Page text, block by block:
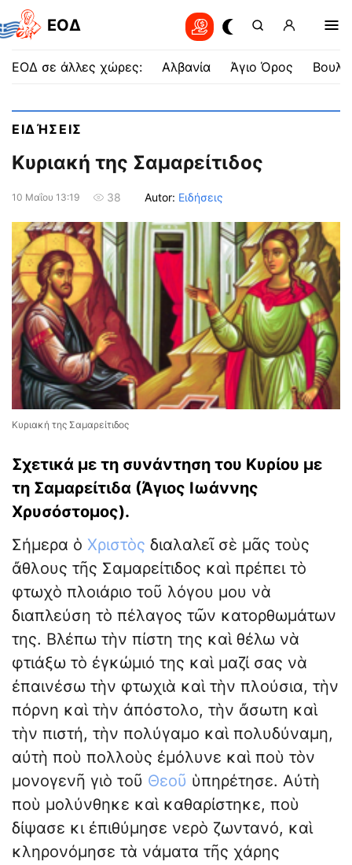
EOΔ
ΕΟΔ σε άλλες χώρες: Αλβανία Άγιο Όρος
ΕΙΔΉΣΕΙΣ
Κυριακή της Σαμαρείτιδος
10 Μαΐου 13:19 38 Autor: Ειδήσεις
Κυριακή της Σαμαρείτιδος
Σχετικά με τη συνάντηση του Κυρίου με
τη Σαμαρείτιδα (Άγιος Ιωάννης
Χρυσόστομος).
Σήμερα ὁ Χριστὸς διαλαλεῖ σὲ μᾶς τοὺς
ἄθλους τῆς Σαμαρείτιδος καὶ πρέπει τὸ
φτωχὸ πλοιάριο τοῦ λόγου μου νὰ
διαπλεύση τὸ πέλαγος τῶν κατορθωμάτων
της. Βλέπω τὴν πίστη της καὶ θέλω νὰ
φτιάξω τὸ ἐγκώμιό της καὶ μαζί σας νὰ
ἐπαινέσω τὴν φτωχιὰ καὶ τὴν πλούσια, τὴν
πόρνη καὶ τὴν ἀπόστολο, τὴν ἄσωτη καὶ
τὴν πιστή, τὴν πολύγαμο καὶ πολυδύναμη,
αὐτὴ ποὺ πολλοὺς ἐμόλυνε καὶ ποὺ τὸν
μονογενῆ γιὸ τοῦ Θεοῦ ὑπηρέτησε. Αὐτὴ
ποὺ μολύνθηκε καὶ καθαρίστηκε, ποὺ
δίψασε κι ἐπιθύμησε νερὸ ζωντανό, καὶ
κληρονόμησε τὰ νάματα τῆς χάρης